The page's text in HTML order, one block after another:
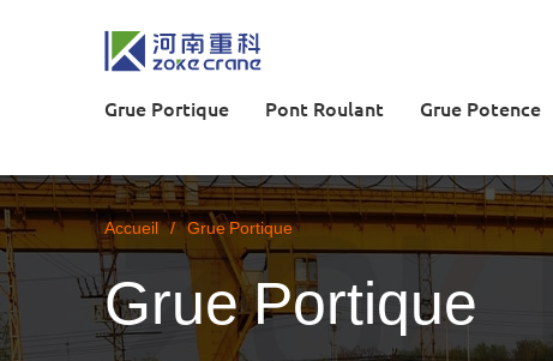
Grue Portique Pont Roulant Grue Potence
Accueil / Grue Portique
Grue Portique